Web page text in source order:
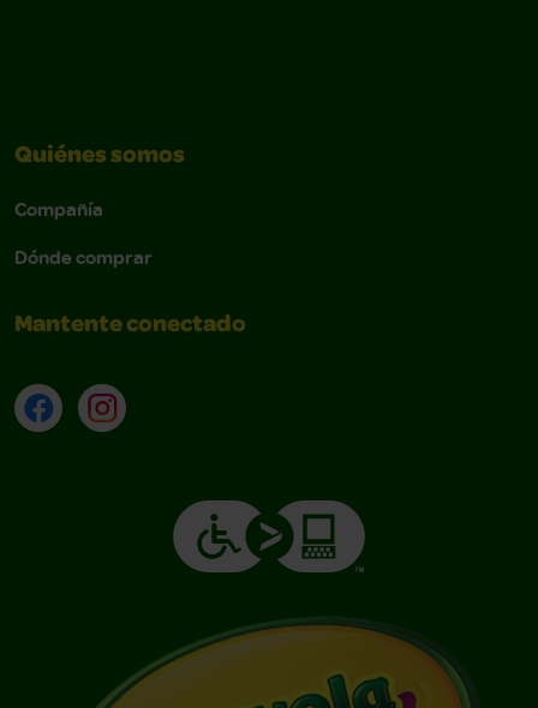
Quiénes somos
Compañía
Dónde comprar
Mantente conectado
FacebookInstagram